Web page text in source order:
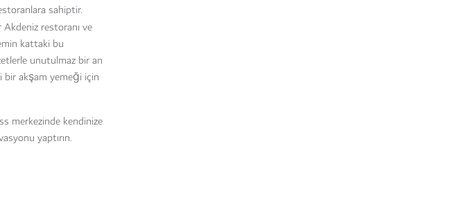
sahiptir.
Akdeniz restoranı ve
kattaki bu
unutulmaz bir an
bir akşam yemeği için
merkezinde kendinize
yaptırın.